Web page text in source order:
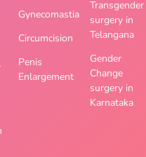
Gynecomastia
Circumcision
Penis
Enlargement
Transgender
surgery in
Telangana
Gender
Change
surgery in
Karnataka